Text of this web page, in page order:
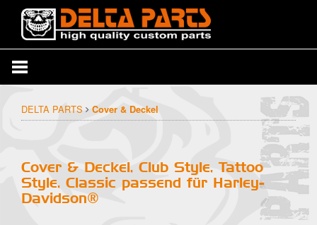
DELTA PARTS Cover & Deckel
Cover & Deckel, Club Style, Tattoo
Style, Classic passend für Harley-
Davidson®